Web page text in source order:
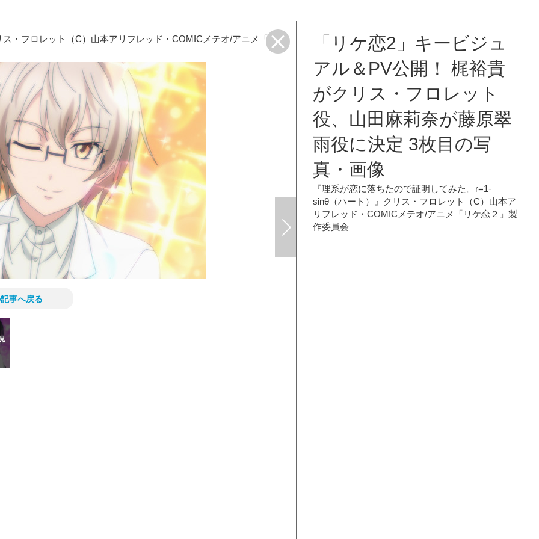
・フロレット（C）山本アリフレッド・COMICメテオ/アニメ「リケ
事へ戻る
「リケ恋2」キービジュ
アル＆PV公開！ 梶裕貴
がクリス・フロレット
役、山田麻莉奈が藤原翠
雨役に決定 3枚目の写
真・画像
『理系が恋に落ちたので証明してみた。r=1-
sinθ（ハート）』クリス・フロレット（C）山本ア
リフレッド・COMICメテオ/アニメ「リケ恋２」製
作委員会